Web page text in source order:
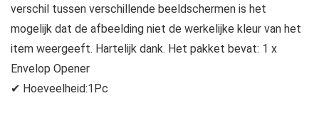
verschil tussen verschillende beeldschermen is het
mogelijk dat de afbeelding niet de werkelijke kleur van het
item weergeeft. Hartelijk dank. Het pakket bevat: 1 x
Envelop Opener
✔ Hoeveelheid:1Pc